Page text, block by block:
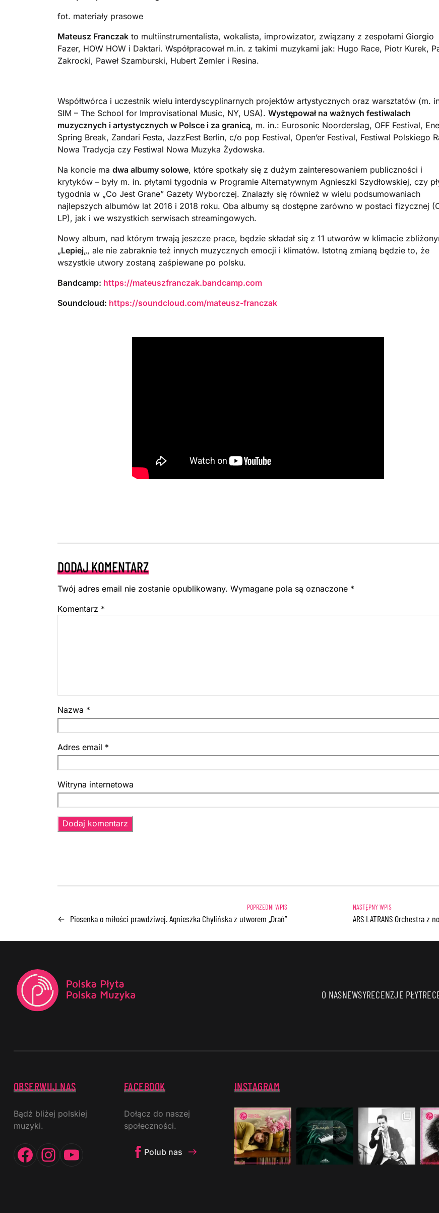
fot. materiały prasowe
Mateusz Franczak to multiinstrumentalista, wokalista, improwizator, związany z zespołami Giorgio
Fazer, HOW HOW i Daktari. Współpracował m.in. z takimi muzykami jak: Hugo Race, Piotr Kurek,
Zakrocki, Paweł Szamburski, Hubert Zemler i Resina.
Współtwórca i uczestnik wielu interdyscyplinarnych projektów artystycznych oraz warsztatów (m.
SIM – The School for Improvisational Music, NY, USA). Występował na ważnych festiwalach
muzycznych i artystycznych w Polsce i za granicą, m. in.: Eurosonic Noorderslag, OFF Festival,
Spring Break, Zandari Festa, JazzFest Berlin, c/o pop Festival, Open’er Festival, Festiwal Polskiego
Nowa Tradycja czy Festiwal Nowa Muzyka Żydowska.
Na koncie ma dwa albumy solowe, które spotkały się z dużym zainteresowaniem publiczności i
krytyków – były m. in. płytami tygodnia w Programie Alternatywnym Agnieszki Szydłowskiej, czy
tygodnia w „Co Jest Grane” Gazety Wyborczej. Znalazły się również w wielu podsumowaniach
najlepszych albumów lat 2016 i 2018 roku. Oba albumy są dostępne zarówno w postaci fizycznej
LP), jak i we wszystkich serwisach streamingowych.
Nowy album, nad którym trwają jeszcze prace, będzie składał się z 11 utworów w klimacie
„Lepiej„, ale nie zabraknie też innych muzycznych emocji i klimatów. Istotną zmianą będzie to, że
wszystkie utwory zostaną zaśpiewane po polsku.
Bandcamp: https://mateuszfranczak.bandcamp.com
Soundcloud: https://soundcloud.com/mateusz-franczak
DODAJ KOMENTARZ
Twój adres email nie zostanie opublikowany. Wymagane pola są oznaczone *
Komentarz *
Nazwa *
Adres email *
Witryna internetowa
← Piosenka o miłości prawdziwej. Agnieszka Chylińska z utworem „Drań” ARS LATRANS Orchestra z
O NASNEWSYRECENZJE PŁYT
OBSERWUJ NAS
Bądź bliżej polskiej
muzyki.
Facebook
Instagram
YouTube
FACEBOOK
Dołącz do naszej
społeczności.
Polub nas
INSTAGRAM